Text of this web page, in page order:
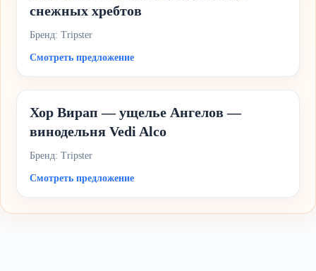
снежных хребтов
Бренд: Tripster
Смотреть предложение
Хор Вирап — ущелье Ангелов —
винодельня Vedi Alco
Бренд: Tripster
Смотреть предложение